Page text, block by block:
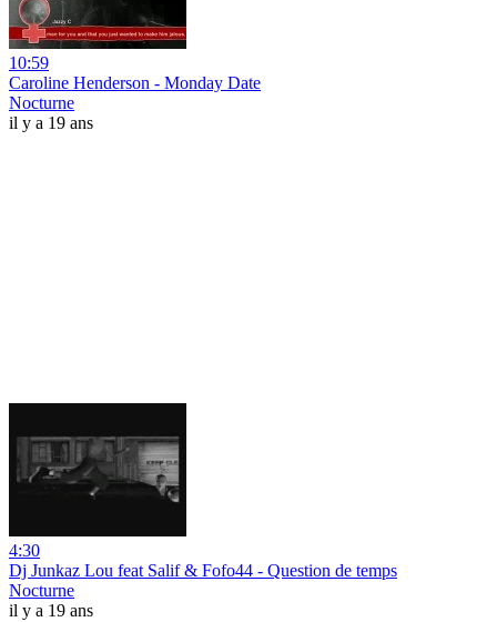
10:59
Caroline Henderson - Monday Date
Nocturne
il y a 19 ans
4:30
Dj Junkaz Lou feat Salif & Fofo44 - Question de temps
Nocturne
il y a 19 ans